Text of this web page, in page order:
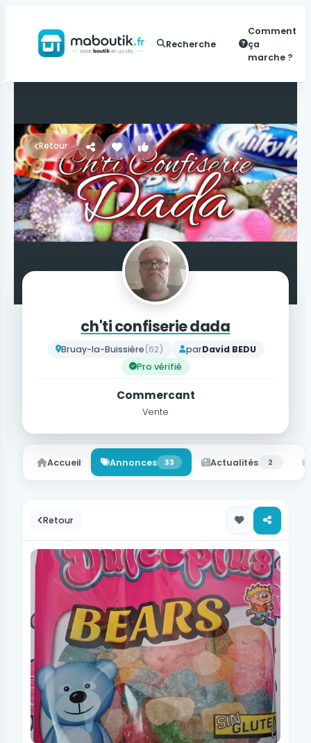
Recherche
Comment
ça
marche ?
Retour
ch'ti confiserie dada
Bruay-la-Buissière(62) parDavid BEDU
Pro vérifié
Commercant
Vente
Accueil Annonces 33 Actualités 2
Retour